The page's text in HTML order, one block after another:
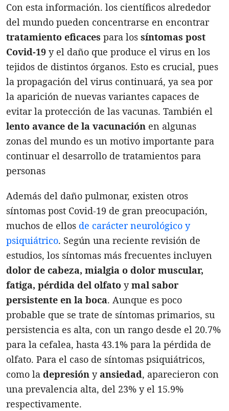
Con esta información. los científicos alrededor
del mundo pueden concentrarse en encontrar
tratamiento eficaces para los síntomas post
Covid-19 y el daño que produce el virus en los
tejidos de distintos órganos. Esto es crucial, pues
la propagación del virus continuará, ya sea por
la aparición de nuevas variantes capaces de
evitar la protección de las vacunas. También el
lento avance de la vacunación en algunas
zonas del mundo es un motivo importante para
continuar el desarrollo de tratamientos para
personas
Además del daño pulmonar, existen otros
síntomas post Covid-19 de gran preocupación,
muchos de ellos de carácter neurológico y
psiquiátrico. Según una reciente revisión de
estudios, los síntomas más frecuentes incluyen
dolor de cabeza, mialgia o dolor muscular,
fatiga, pérdida del olfato ymal sabor
persistente en la boca. Aunque es poco
probable que se trate de síntomas primarios, su
persistencia es alta, con un rango desde el 20.7%
para la cefalea, hasta 43.1% para la pérdida de
olfato. Para el caso de síntomas psiquiátricos,
como la depresión yansiedad, aparecieron con
una prevalencia alta, del 23% y el 15.9%
respectivamente.